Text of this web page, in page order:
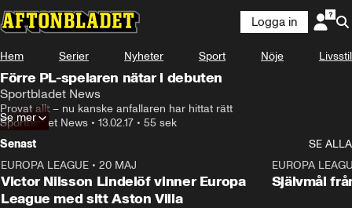
Logga in
Hem Serier Nyheter Sport Nöje Livsstil
Förre PL-spelaren nätar i debuten
Sportbladet News
Provat allt – nu kanske anfallaren har hittat rätt
Sportbladet News • 13.02.17 • 55 sek
Se mer
Senast
SE ALLA
EUROPA LEAGUE • 20 MAJ
Victor Nilsson Lindelöf vinner Europa
League med sitt Aston Villa
EUROPA
Självmål